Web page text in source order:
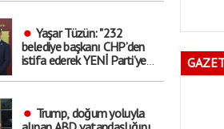
Yaşar Tüzün: "232
belediye başkanı CHP’den
istifa ederek YENİ Parti’ye
Trump, doğum yoluyla